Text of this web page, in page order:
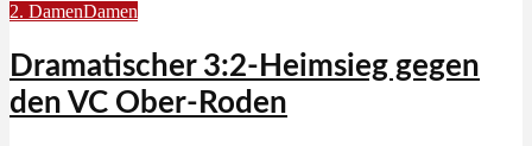
2. DamenDamen
Dramatischer 3:2-Heimsieg gegen
den VC Ober-Roden